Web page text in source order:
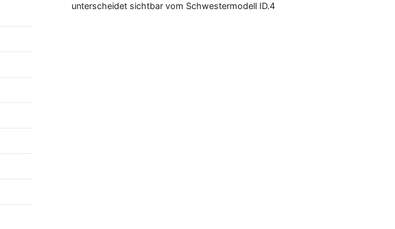
unterscheidet sichtbar vom Schwestermodell ID.4